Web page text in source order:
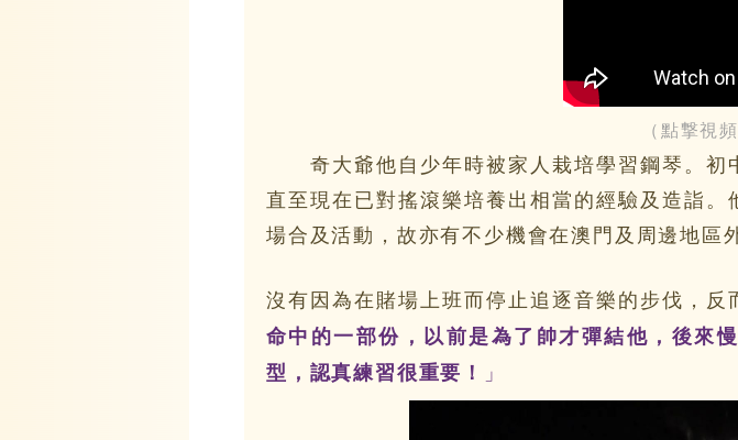
（點撃視
奇大爺他自少年時被家人栽培學習鋼琴。初
直至現在已對搖滾樂培養出相當的經驗及造詣
場合及活動，故亦有不少機會在澳門及周邊地區
沒有因為在賭場上班而停止追逐音樂的步伐，反
命中的一部份，以前是為了帥才彈結他，後來
型，認真練習很重要！ 」